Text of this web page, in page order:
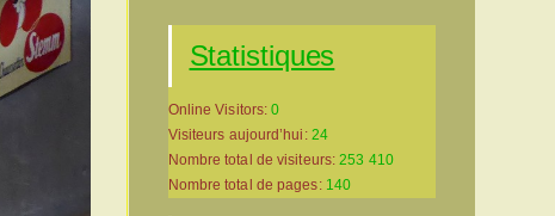
Statistiques
Online Visitors:0
Visiteurs aujourd’hui: 24
Nombre total de visiteurs:253 410
Nombre total de pages: 140